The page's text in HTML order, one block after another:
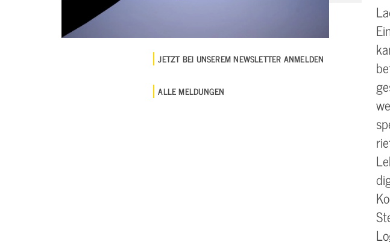
JETZT BEI UNSEREM NEWSLETTER ANMELDEN
ALLE MELDUNGEN